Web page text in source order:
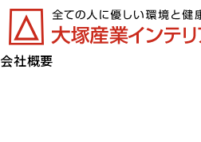
会社概要